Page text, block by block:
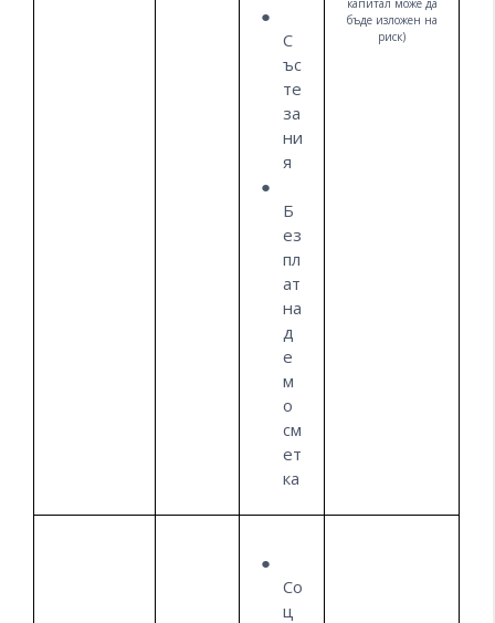
С
ъс
те
за
ни
я
Б
ез
пл
ат
на
д
е
м
о
см
ет
ка
капитал може да
бъде изложен на
риск)
Со
ц